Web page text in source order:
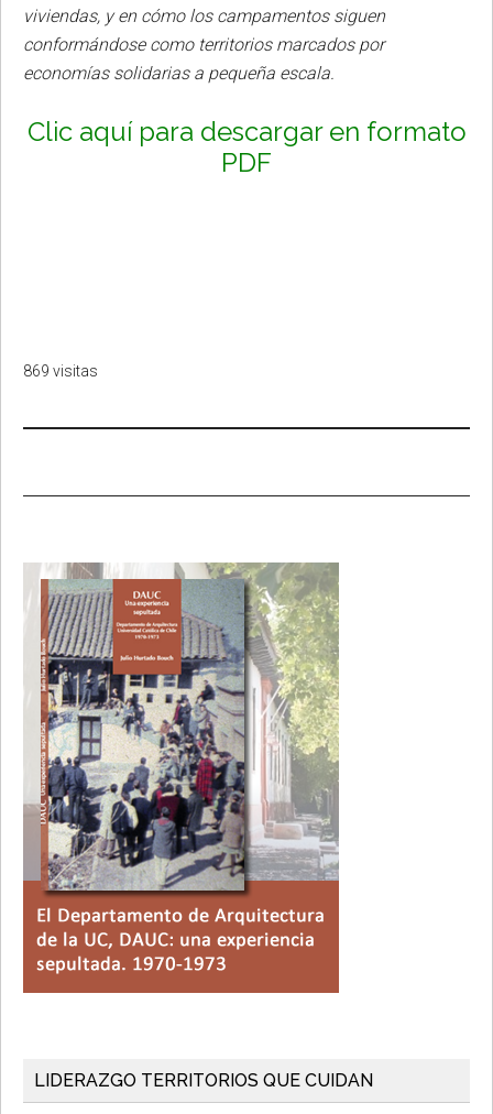
viviendas, y en cómo los campamentos siguen
conformándose como territorios marcados por
economías solidarias a pequeña escala.
Clic aquí para descargar en formato
PDF
869 visitas
Primary
Sidebar
LIDERAZGO TERRITORIOS QUE CUIDAN